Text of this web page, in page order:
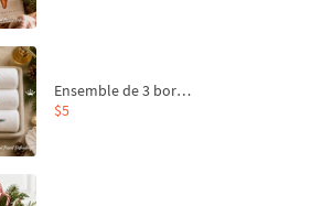
Ensemble de 3 bordures de Noël pour broderie machine
$5